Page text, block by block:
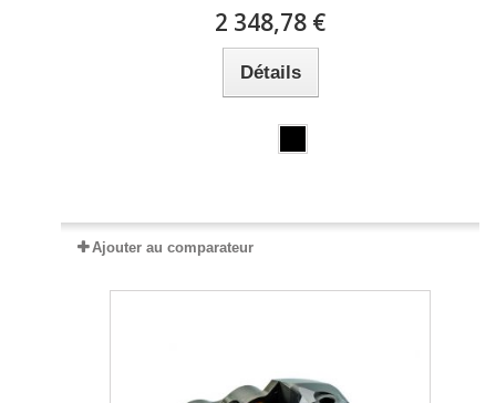
2 348,78 €
Détails
Ajouter au comparateur